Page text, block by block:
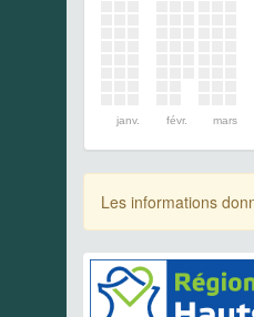
janv. févr. mars
Les informations